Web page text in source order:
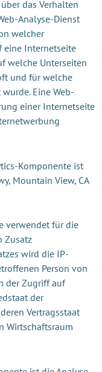
das Verhalten
Analyse-Dienst
welcher
eine Internetseite
welche Unterseiten
und für welche
Eine Web-
einer Internetseite
Komponente ist
Mountain View, CA
verwendet für die
Zusatz
wird die IP-
Person von
der Zugriff auf
der
Vertragsstaat
Wirtschaftsraum